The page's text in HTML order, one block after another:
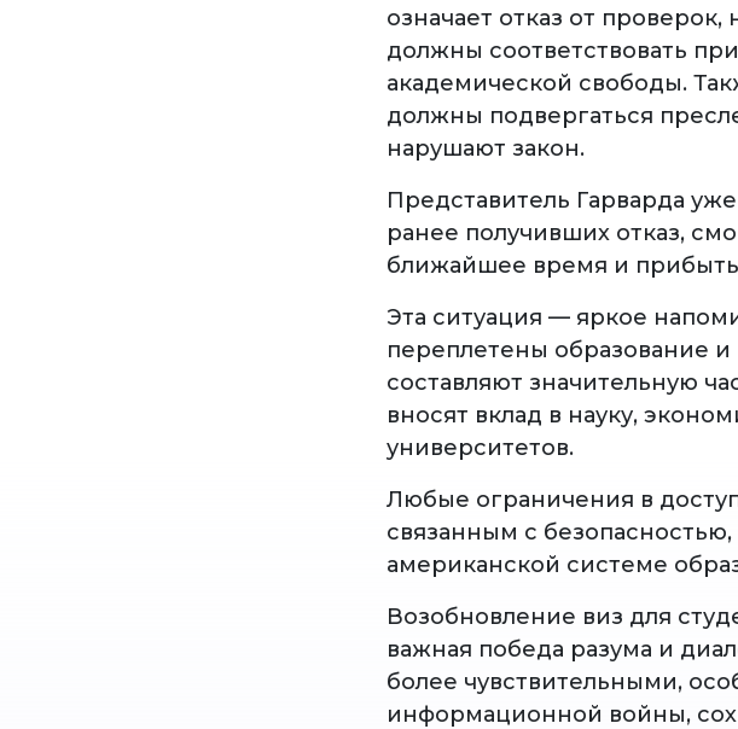
означает отказ от
должны соответствовать
академической свободы.
должны подвергаться
нарушают закон.
Представитель Гарварда
ранее получивших отказ,
ближайшее время и прибыть
Эта ситуация — яркое
переплетены образование
составляют значительную
вносят вклад в науку,
университетов.
Любые ограничения в
связанным с
американской системе
Возобновление виз для
важная победа разума и
более чувствительными,
информационной войны,